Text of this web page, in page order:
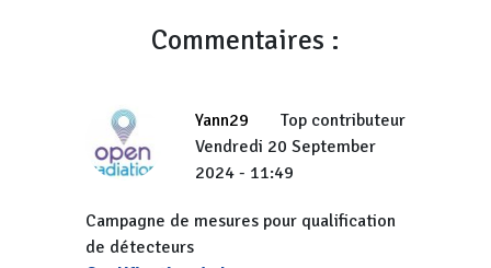
Commentaires :
Yann29
Top contributeur
Vendredi 20 September
2024 - 11:49
Campagne de mesures pour qualification
de détecteurs